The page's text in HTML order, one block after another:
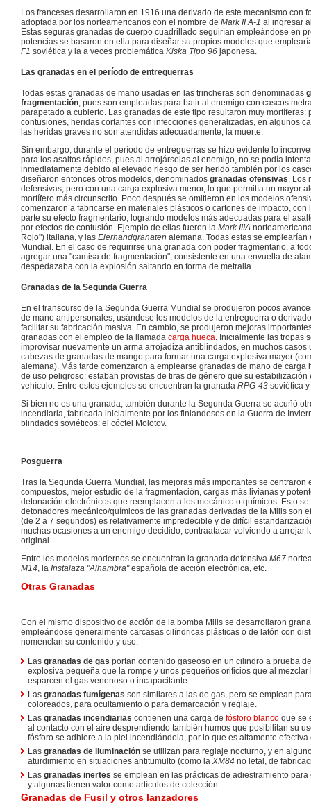
Los franceses desarrollaron en 1916 una derivado de este mecanismo con
adoptada por los norteamericanos con el nombre de Mark II A-1 al ingresar
Estas seguras granadas de cuerpo cuadrillado seguirían empleándose en
potencias se basaron en ella para diseñar su propios modelos que
F1 soviética y la a veces problemática Kiska Tipo 96 japonesa.
Las granadas en el período de entreguerras
Todas estas granadas de mano usadas en las trincheras son denominadas
fragmentación , pues son empleadas para batir al enemigo con cascos
parapetado a cubierto. Las granadas de este tipo resultaron muy mortíferas:
contusiones, heridas cortantes con infecciones generalizadas, en algunos
las heridas graves no son atendidas adecuadamente, la muerte.
Sin embargo, durante el período de entreguerras se hizo evidente lo
para los asaltos rápidos, pues al arrojárselas al enemigo, no se podía
inmediatamente debido al elevado riesgo de ser herido también por los
diseñaron entonces otros modelos, denominados granadas ofensivas .
defensivas, pero con una carga explosiva menor, lo que permitía un mayor
mortífero más circunscrito. Poco después se omitieron en los modelos
comenzaron a fabricarse en materiales plásticos o cartones de impacto,
parte su efecto fragmentario, logrando modelos más adecuadas para el
por efectos de contusión. Ejemplo de ellas fueron la Mark IIIA
Rojo") italiana, y las Eierhandgranaten alemana. Todas estas se
Mundial. En el caso de requirirse una granada con poder fragmentario, a
agregar una "camisa de fragmentación", consistente en una envuelta de
despedazaba con la explosión saltando en forma de metralla.
Granadas de la Segunda Guerra
En el transcurso de la Segunda Guerra Mundial se produjeron pocos
de mano antipersonales, usándose los modelos de la entreguerra o
facilitar su fabricación masiva. En cambio, se produjeron mejoras
granadas con el empleo de la llamada carga hueca . Inicialmente las tropas
improvisar nuevamente un arma arrojadiza antiblindados, en muchos
cabezas de granadas de mango para formar una carga explosiva mayor
alemana). Más tarde comenzaron a emplearse granadas de mano de carga
de uso peligroso: estaban provistas de tiras de género que su estabilización
vehículo. Entre estos ejemplos se encuentran la granada RPG-43 soviética
Si bien no es una granada, también durante la Segunda Guerra se acuñó
incendiaria, fabricada inicialmente por los finlandeses en la Guerra de
blindados soviéticos: el cóctel Molotov.
Posguerra
Tras la Segunda Guerra Mundial, las mejoras más importantes se centraron
compuestos, mejor estudio de la fragmentación, cargas más livianas y
detonación electrónicos que reemplacen a los mecánico o químicos. Esto
detonadores mecánico/químicos de las granadas derivadas de la Mills son
(de 2 a 7 segundos) es relativamente impredecible y de difícil
muchas ocasiones a un enemigo decidido, contraatacar volviendo a arrojar
original.
Entre los modelos modernos se encuentran la granada defensiva M67
M14, la Instalaza "Alhambra"española de acción electrónica, etc.
Otras Granadas
Con el mismo dispositivo de acción de la bomba Mills se desarrollaron
empleándose generalmente carcasas cilíndricas plásticas o de latón con
nomenclan su contenido y uso.
Las granadas de gas portan contenido gaseoso en un cilindro a prueba
explosiva pequeña que la rompe y unos pequeños orificios que al
esparcen el gas venenoso o incapacitante.
Las granadas fumígenas son similares a las de gas, pero se emplean
coloreados, para ocultamiento o para demarcación y reglaje.
Las granadas incendiarias contienen una carga de fósforo blanco que se
al contacto con el aire desprendiendo también humos que posibilitan su
fósforo se adhiere a la piel incendiándola, por lo que es altamente
Las granadas de iluminación se utilizan para reglaje nocturno, y en
aturdimiento en situaciones antitumulto (como la XM84 no letal, de
Las granadas inertes se emplean en las prácticas de adiestramiento
y algunas tienen valor como artículos de colección.
Granadas de Fusil y otros lanzadores